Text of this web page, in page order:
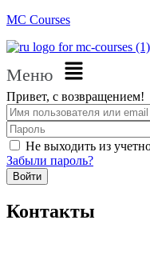
MC Courses
Меню
Привет, с возвращением!
Не выходить из
Забыли пароль?
Войти
Контакты